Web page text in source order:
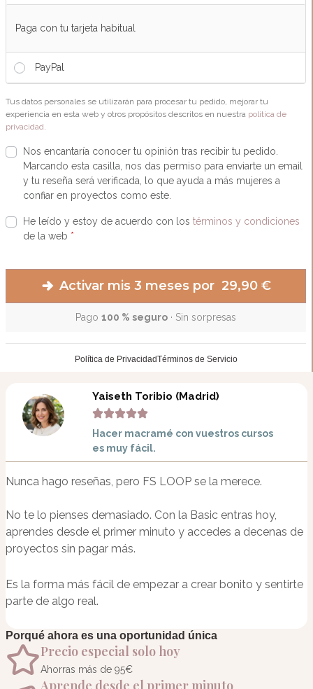
Paga con tu tarjeta habitual
PayPal
Tus datos personales se utilizarán para procesar tu pedido, mejorar tu
experiencia en esta web y otros propósitos descritos en nuestra política de
privacidad
Nos encantaría conocer tu opinión tras recibir tu pedido.
Marcando esta casilla, nos das permiso para enviarte un email
y tu reseña será verificada, lo que ayuda a más mujeres a
confiar en proyectos como este.
He leído y estoy de acuerdo con los términos y condiciones
de la web *
Activar mis 3 meses por 29,90 €
Pago 100 % seguro · Sin sorpresas
Nombre de usuario o correo electrónico
¿Olvidaste
la
Acceder
¿Olvidaste
la
contraseña?
Política de PrivacidadTérminos de Servicio
Yaiseth Toribio (Madrid)
Hacer macramé con vuestros cursos
es muy fácil.
Nunca hago reseñas, pero FS LOOP se la merece.
No te lo pienses demasiado. Con la Basic entras hoy,
aprendes desde el primer minuto y accedes a decenas de
proyectos sin pagar más.
Es la forma más fácil de empezar a crear bonito y sentirte
parte de algo real.
Porqué ahora es una oportunidad única
Precio especial solo hoy
Ahorras más de 95€
Aprende desde el primer minuto